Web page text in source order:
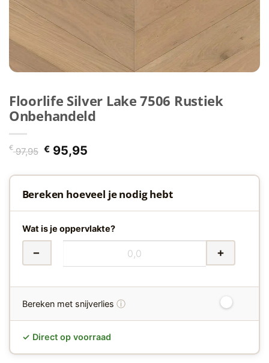
Floorlife Silver Lake 7506 Rustiek
Onbehandeld
€97,95 Oorspronkelijke
prijs
was:
€95,95Huidige
is:
Bereken hoeveel je nodig hebt
Wat is je oppervlakte?
− +
Bereken met snijverlies ⓘ
✓ Direct op voorraad